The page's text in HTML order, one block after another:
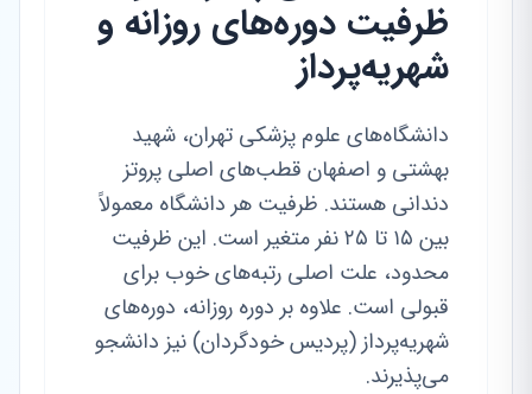
ظرفیت دوره‌های روزانه و
شهریه‌پرداز
دانشگاه‌های علوم پزشکی تهران، شهید
بهشتی و اصفهان قطب‌های اصلی پروتز
دندانی هستند. ظرفیت هر دانشگاه معمولاً
بین ۱۵ تا ۲۵ نفر متغیر است. این ظرفیت
محدود، علت اصلی رتبه‌های خوب برای
قبولی است. علاوه بر دوره روزانه، دوره‌های
شهریه‌پرداز (پردیس خودگردان) نیز دانشجو
می‌پذیرند.